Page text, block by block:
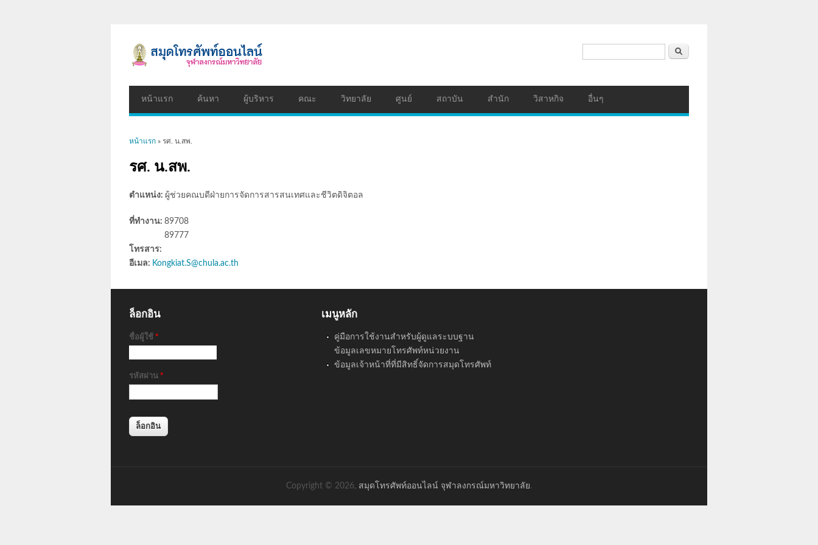
ค้นหา
หน้าแรก ค้นหา ผู้บริหาร คณะ วิทยาลัย ศูนย์ สถาบัน สำนัก วิสาหกิจ อื่นๆ
คุณอยู่ที่นี่
หน้าแรก » รศ. น.สพ.
รศ. น.สพ.
ตำแหน่ง: ผู้ช่วยคณบดีฝ่ายการจัดการสารสนเทศและชีวิตดิจิตอล
ที่ทำงาน: 89708
89777
โทรสาร:
อีเมล: Kongkiat.S@chula.ac.th
ล็อกอิน
ชื่อผู้ใช้ *
รหัสผ่าน *
เมนูหลัก
คู่มือการใช้งานสำหรับผู้ดูแลระบบฐาน
ข้อมูลเลขหมายโทรศัพท์หน่วยงาน
ข้อมูลเจ้าหน้าที่ที่มีสิทธิ์จัดการสมุดโทรศัพท์
Copyright © 2026, สมุดโทรศัพท์ออนไลน์ จุฬาลงกรณ์มหาวิทยาลัย.